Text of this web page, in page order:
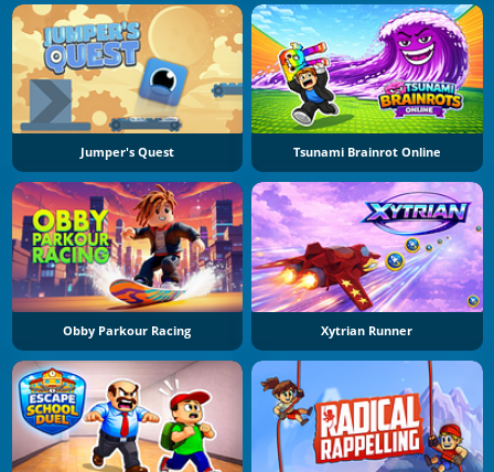
Jumper's Quest Tsunami Brainrot Online
Obby Parkour Racing Xytrian Runner